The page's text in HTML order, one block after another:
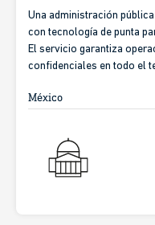
Una administración
con tecnología de punta
El servicio garantiza
confidenciales en todo el
México